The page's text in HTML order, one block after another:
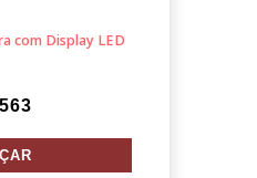
com Display LED